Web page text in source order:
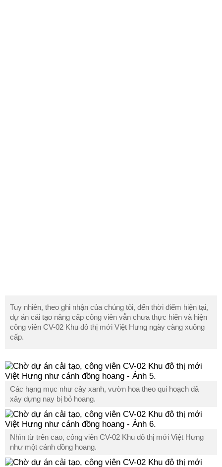
Tuy nhiên, theo ghi nhận của chúng tôi, đến thời điểm hiện tại,
dự án cải tạo nâng cấp công viên vẫn chưa thực hiến và hiện
công viên CV-02 Khu đô thị mới Việt Hưng ngày càng xuống
cấp.
Các hạng mục như cây xanh, vườn hoa theo qui hoạch đã
xây dựng nay bị bỏ hoang.
Nhìn từ trên cao, công viên CV-02 Khu đô thị mới Việt Hưng
như một cánh đồng hoang.